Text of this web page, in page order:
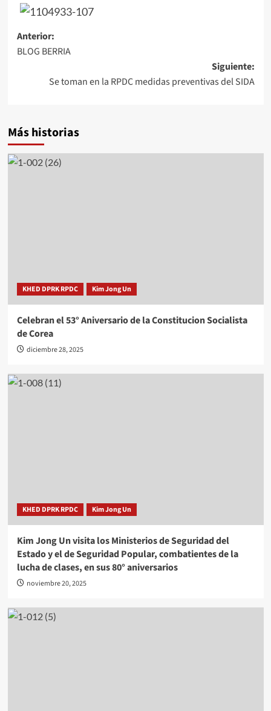
Navegación
de
entradas
Anterior:
BLOG BERRIA
Siguiente:
Se toman en la RPDC medidas preventivas del SIDA
Más historias
KHED DPRK RPDC Kim Jong Un
Celebran el 53° Aniversario de la Constitucion Socialista
de Corea
diciembre 28, 2025
KHED DPRK RPDC Kim Jong Un
Kim Jong Un visita los Ministerios de Seguridad del
Estado y el de Seguridad Popular, combatientes de la
lucha de clases, en sus 80° aniversarios
noviembre 20, 2025